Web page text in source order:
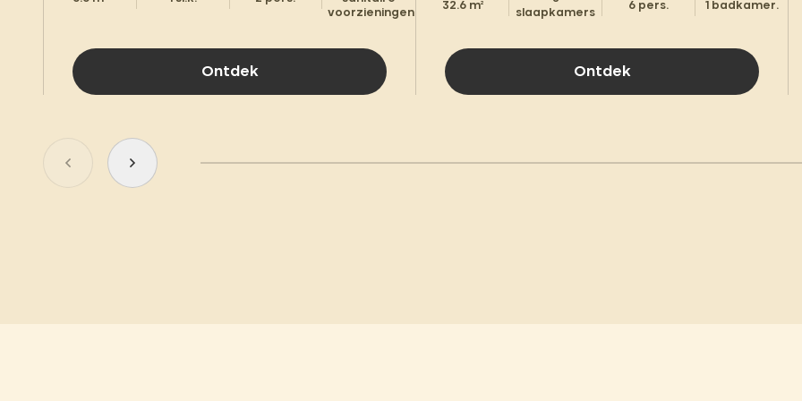
voorzieningen
Ontdek
32.6 m²
slaapkamers
6 pers. 1 badkamer.
Ontdek
Ga naar de vorige dia
Ga naar de volgende dia